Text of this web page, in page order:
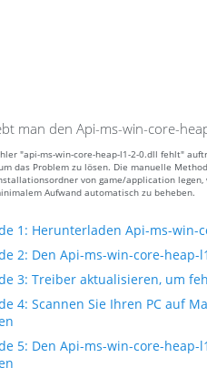
man den Api-ms-win-core-
"api-ms-win-core-heap-l1-2-0.dll fehlt"
das Problem zu lösen. Die manuelle
von game/application
Aufwand automatisch zu beheben.
1: Herunterladen Api-ms-win-
2: Den Api-ms-win-core-
3: Treiber aktualisieren, um
4: Scannen Sie Ihren PC auf
5: Den Api-ms-win-core-heap-